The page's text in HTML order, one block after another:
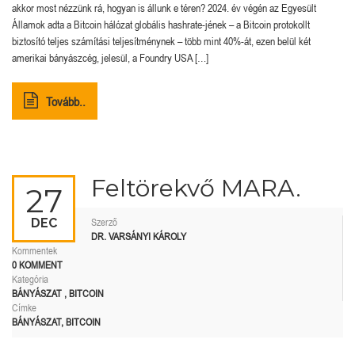
akkor most nézzünk rá, hogyan is állunk e téren? 2024. év végén az Egyesült
Államok adta a Bitcoin hálózat globális hashrate-jének – a Bitcoin protokollt
biztosító teljes számítási teljesítménynek – több mint 40%-át, ezen belül két
amerikai bányászcég, jelesül, a Foundry USA […]
Tovább..
27
DEC
Feltörekvő MARA.
Szerző
DR. VARSÁNYI KÁROLY
Kommentek
0 KOMMENT
Kategória
BÁNYÁSZAT , BITCOIN
Címke
BÁNYÁSZAT, BITCOIN